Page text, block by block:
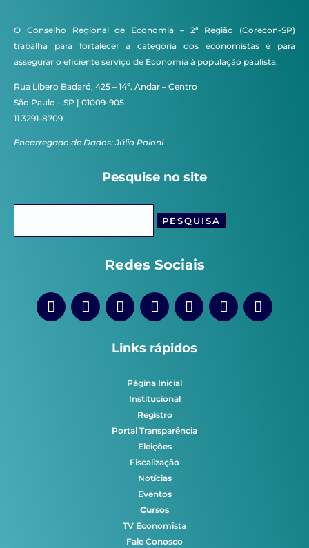
O Conselho Regional de Economia – 2ª Região (Corecon-SP)
trabalha para fortalecer a categoria dos economistas e para
assegurar o eficiente serviço de Economia à população paulista.
Rua Líbero Badaró, 425 – 14º. Andar – Centro
São Paulo – SP | 01009-905
11 3291-8709
Encarregado de Dados: Júlio Poloni
Pesquise no site
Redes Sociais
Links rápidos
Página Inicial
Institucional
Registro
Portal Transparência
Eleições
Fiscalização
Notícias
Eventos
Cursos
TV Economista
Fale Conosco